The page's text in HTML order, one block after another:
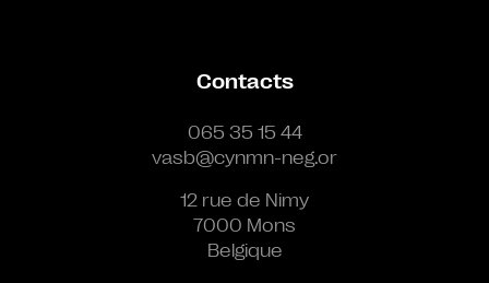
Contacts
065 35 15 44
vasb@cynmn-neg.or
12 rue de Nimy
7000 Mons
Belgique